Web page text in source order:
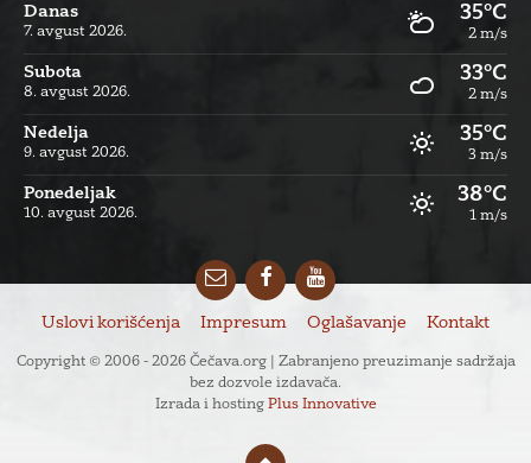
Danas
7. avgust 2026.
35°C
2 m/s
Subota
8. avgust 2026.
33°C
2 m/s
Nedelja
9. avgust 2026.
35°C
3 m/s
Ponedeljak
10. avgust 2026.
38°C
1 m/s
EmailFacebookYouTube
Uslovi korišćenja Impresum Oglašavanje Kontakt
Copyright © 2006 - 2026 Čečava.org | Zabranjeno preuzimanje sadržaja
bez dozvole izdavača.
Izrada i hosting Plus Innovative